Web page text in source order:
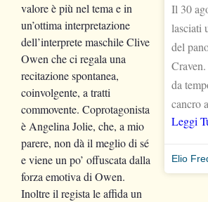
valore è più nel tema e in
un’ottima interpretazione
dell’interprete maschile Clive
Owen che ci regala una
recitazione spontanea,
coinvolgente, a tratti
commovente. Coprotagonista
è Angelina Jolie, che, a mio
parere, non dà il meglio di sé
e viene un po’ offuscata dalla
forza emotiva di Owen.
Inoltre il regista le affida un
Il 30
lasciati
del
da
cancro
Leggi
Elio